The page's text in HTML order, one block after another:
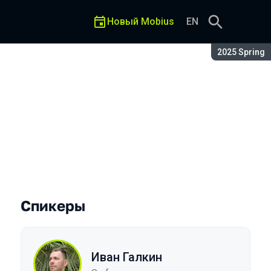
Сезон:
2025 Spring
Новый Mobius EN
Спикеры
Иван Галкин